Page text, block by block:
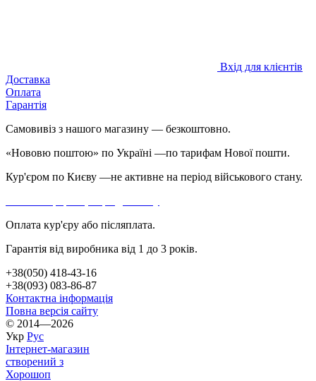
Вхід для клієнтів
Доставка
Оплата
Гарантія
Самовивіз з нашого магазину — безкоштовно.
«Нововю поштою» по Україні —по тарифам Нової пошти.
Кур'єром по Києву —не активне на період військового стану.
Оплата кур'єру або післяплата.
Гарантія від виробника від 1 до 3 років.
+38(050) 418-43-16
+38(093) 083-86-87
Контактна інформація
Повна версія сайту
© 2014—2026
Укр Рус
Інтернет-магазин
створений з
Хорошоп